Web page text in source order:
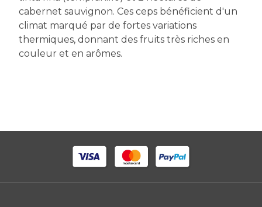
cabernet sauvignon. Ces ceps bénéficient d'un
climat marqué par de fortes variations
thermiques, donnant des fruits très riches en
couleur et en arômes.